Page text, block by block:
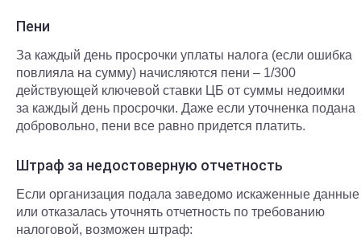
Пени
За каждый день просрочки уплаты налога (если ошибка
повлияла на сумму) начисляются пени – 1/300
действующей ключевой ставки ЦБ от суммы недоимки
за каждый день просрочки. Даже если уточненка подана
добровольно, пени все равно придется платить.
Штраф за недостоверную отчетность
Если организация подала заведомо искаженные данные
или отказалась уточнять отчетность по требованию
налоговой, возможен штраф: